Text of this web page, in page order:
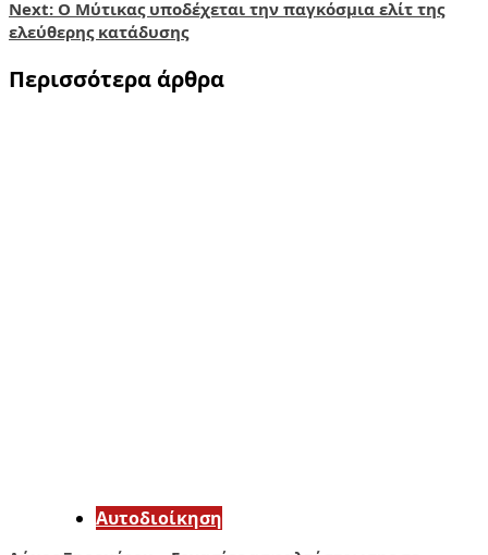
Next: Ο Μύτικας υποδέχεται την παγκόσμια ελίτ της
ελεύθερης κατάδυσης
Περισσότερα άρθρα
Αυτοδιοίκηση